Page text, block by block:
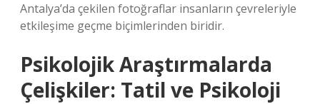
Antalya’da çekilen fotoğraflar insanların çevreleriyle
etkileşime geçme biçimlerinden biridir.
Psikolojik Araştırmalarda
Çelişkiler: Tatil ve Psikoloji